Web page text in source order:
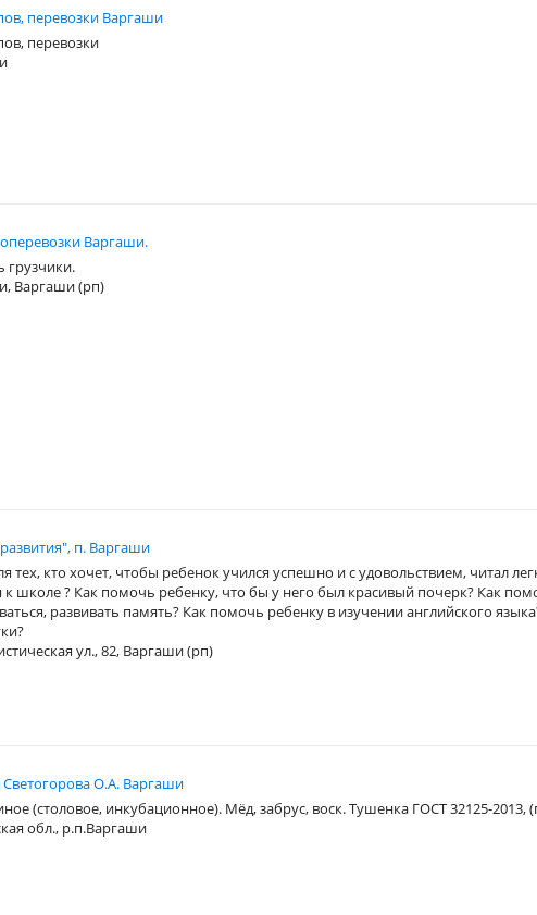
перевозки Варгаши
перевозки
Варгаши.
грузчики.
Варгаши (рп)
п. Варгаши
тех, кто хочет, чтобы ребенок учился успешно и с удовольствием, читал
к школе ? Как помочь ребенку, что бы у него был красивый почерк? Как
развивать память? Как помочь ребенку в изучении английского
ул., 82, Варгаши (рп)
О.А. Варгаши
(столовое, инкубационное). Мёд, забрус, воск. Тушенка ГОСТ 32125-2013,
обл., р.п.Варгаши